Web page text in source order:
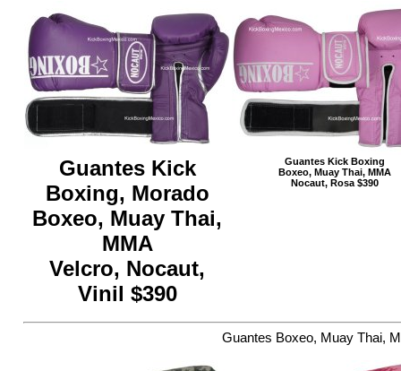
Guantes Kick
Boxing, Morado
Boxeo, Muay Thai,
MMA
Velcro, Nocaut,
Vinil $390
Guantes Kick Boxing
Boxeo, Muay Thai, MMA
Nocaut, Rosa $390
Guantes Boxeo, Muay Thai,